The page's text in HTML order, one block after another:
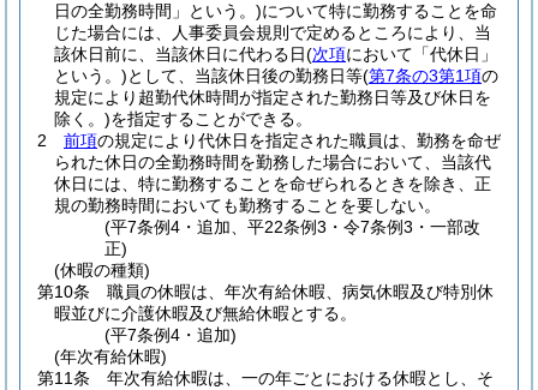
日の全勤務時間」という。)について特に勤務することを命
じた場合には、人事委員会規則で定めるところにより、当
該休日前に、当該休日に代わる日(次項において「代休日」
という。)として、当該休日後の勤務日等(第7条の3第1項の
規定により超勤代休時間が指定された勤務日等及び休日を
除く。)を指定することができる。
2
前項の規定により代休日を指定された職員は、勤務を命ぜ
られた休日の全勤務時間を勤務した場合において、当該代
休日には、特に勤務することを命ぜられるときを除き、正
規の勤務時間においても勤務することを要しない。
(平7条例4・追加、平22条例3・令7条例3・一部改
正)
(休暇の種類)
第10条
職員の休暇は、年次有給休暇、病気休暇及び特別休
暇並びに介護休暇及び無給休暇とする。
(平7条例4・追加)
(年次有給休暇)
第11条
年次有給休暇は、一の年ごとにおける休暇とし、そ